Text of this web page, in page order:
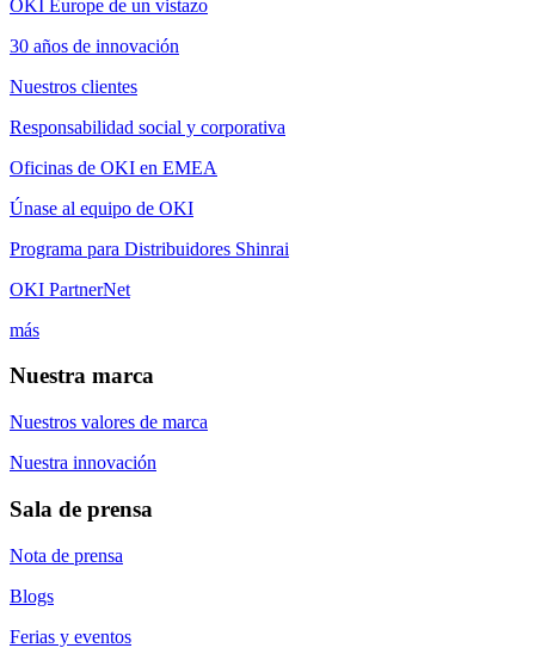
OKI Europe de un vistazo
30 años de innovación
Nuestros clientes
Responsabilidad social y corporativa
Oficinas de OKI en EMEA
Únase al equipo de OKI
Programa para Distribuidores Shinrai
OKI PartnerNet
más
Nuestra marca
Nuestros valores de marca
Nuestra innovación
Sala de prensa
Nota de prensa
Blogs
Ferias y eventos